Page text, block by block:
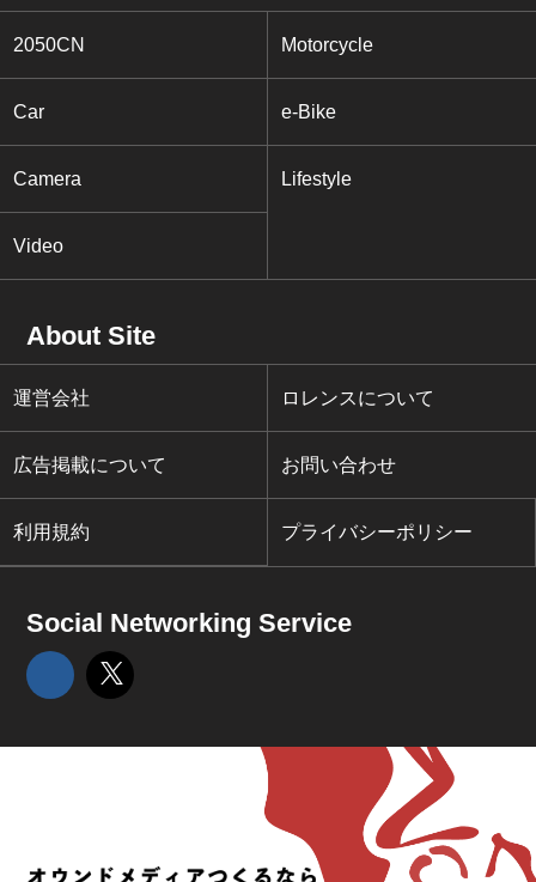
2050CN Motorcycle
Car e-Bike
Camera Lifestyle
Video
About Site
運営会社 ロレンスについて
広告掲載について お問い合わせ
利用規約 プライバシーポリシー
Social Networking Service